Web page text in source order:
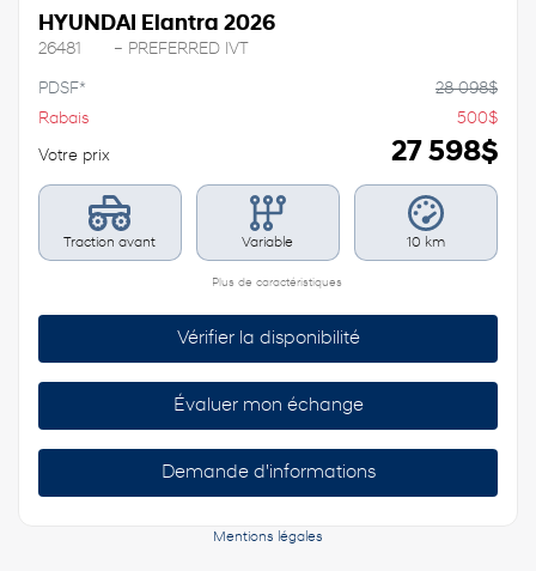
HYUNDAI Elantra 2026
26481 – PREFERRED IVT
PDSF* 28 098$
Rabais
500$
Votre prix 27 598$
Traction avant Variable 10 km
Plus de caractéristiques
Vérifier la disponibilité
Évaluer mon échange
Demande d'informations
Mentions légales